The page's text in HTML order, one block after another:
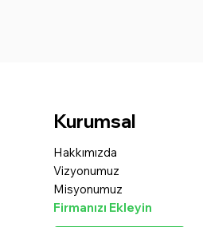
Kurumsal
Hakkımızda
Vizyonumuz
Misyonumuz
Firmanızı Ekleyin